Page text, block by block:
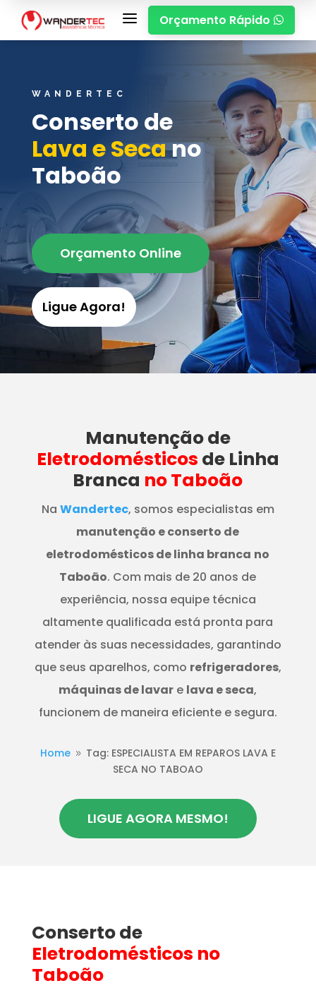
a Orçamento Rápido 
WANDERTEC
Conserto de
Lava e Secano
Taboão
Orçamento Online
Ligue Agora!
Manutençãode
Eletrodomésticos de Linha
Branca no Taboão
Na Wandertec, somos especialistas em
manutenção e conserto de
eletrodomésticos de linha branca no
Taboão. Com mais de 20 anos de
experiência, nossa equipe técnica
altamente qualificada está pronta para
atender às suas necessidades, garantindo
que seus aparelhos, como refrigeradores,
máquinas de lavar e lava e seca,
funcionem de maneira eficiente e segura.
Home 9 Tag: ESPECIALISTA EM REPAROS LAVA E
SECA NO TABOAO
LIGUE AGORA MESMO!
Conserto de
Eletrodomésticos no
Taboão